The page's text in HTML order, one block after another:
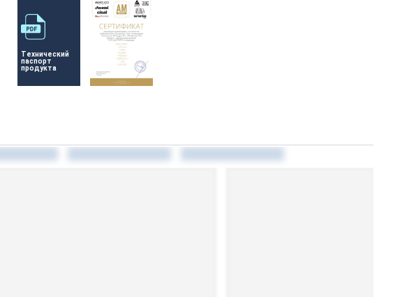
Технический
паспорт
продукта